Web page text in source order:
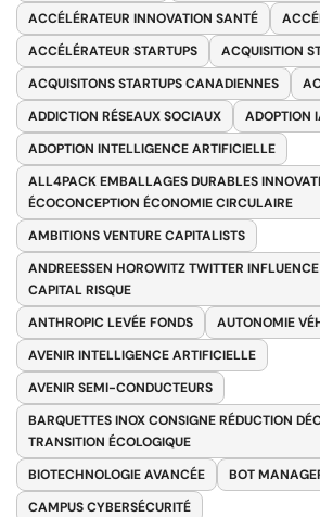
ACCÉLÉRATEUR INNOVATION SANTÉ
ACCÉLÉRATEUR STARTUPS
ACQUISITION
ACQUISITONS STARTUPS CANADIENNES
ADDICTION RÉSEAUX SOCIAUX
ADOPTION
ADOPTION INTELLIGENCE ARTIFICIELLE
ALL4PACK EMBALLAGES DURABLES
ÉCOCONCEPTION ÉCONOMIE CIRCULAIRE
AMBITIONS VENTURE CAPITALISTS
ANDREESSEN HOROWITZ TWITTER
CAPITAL RISQUE
ANTHROPIC LEVÉE FONDS
AUTONOMIE
AVENIR INTELLIGENCE ARTIFICIELLE
AVENIR SEMI-CONDUCTEURS
BARQUETTES INOX CONSIGNE RÉDUCTION
TRANSITION ÉCOLOGIQUE
BIOTECHNOLOGIE AVANCÉE
BOT
CAMPUS CYBERSÉCURITÉ